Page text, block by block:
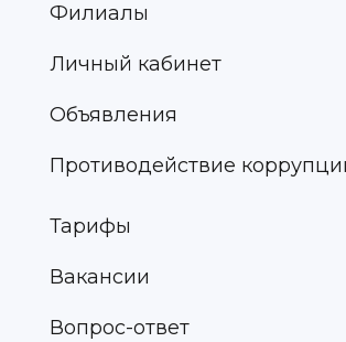
Филиалы
Личный кабинет
Объявления
Противодействие
Тарифы
Вакансии
Вопрос-ответ